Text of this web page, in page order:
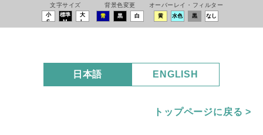
文字サイズ
小
S
標準
M
大
L
背景色変更
青 黒 白
オーバーレイ・フィルター
黄 水色 黒 なし
日本語 ENGLISH
トップページに戻る >